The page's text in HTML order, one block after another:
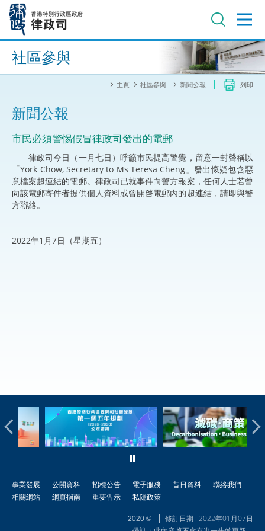
內
進階搜尋
社區參與
主頁 社區參與 新聞公報 列印
新聞公報
市民必須警惕假冒律政司發出的電郵
律政司今日（一月七日）呼籲市民提高警覺，留意一封聲稱以
「York Chow, Secretary to Ms Teresa Cheng」發出懷疑包含惡
意檔案超連結的電郵。律政司已就事件向警方報案，任何人士若曾
向該電郵寄件者提供個人資料或曾開啓電郵內的超連結，請即與警
方聯絡。
2022年1月7日（星期五）
事業發展 公開資料 招標公告 電子服務 昔日資料
聯絡我們
相關網站
網頁指南 重要告示 私隱政策
2020 ©
修訂日期 : 2022年01月07日